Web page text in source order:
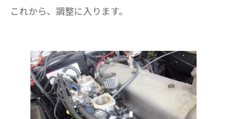
これから、調整に入ります。